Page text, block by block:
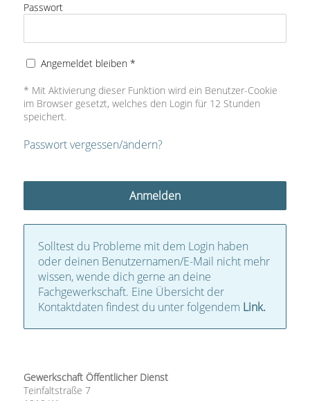
Passwort
Angemeldet bleiben *
* Mit Aktivierung dieser Funktion wird ein Benutzer-Cookie
im Browser gesetzt, welches den Login für 12 Stunden
speichert.
Passwort vergessen/ändern?
Solltest du Probleme mit dem Login haben
oder deinen Benutzernamen/E-Mail nicht mehr
wissen, wende dich gerne an deine
Fachgewerkschaft. Eine Übersicht der
Kontaktdaten findest du unter folgendem Link.
Gewerkschaft Öffentlicher Dienst
Teinfaltstraße 7